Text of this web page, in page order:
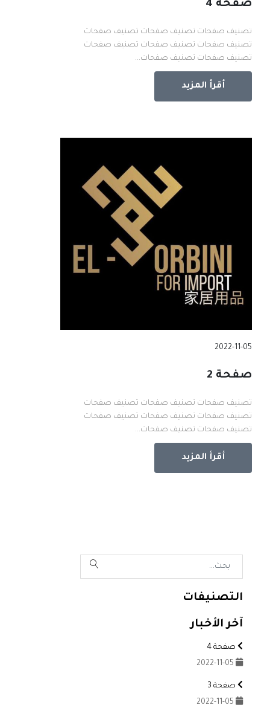
صفحة 4
تصنيف صفحات تصنيف صفحات تصنيف صفحات
تصنيف صفحات تصنيف صفحات تصنيف صفحات
تصنيف صفحات تصنيف صفحات...
أقرأ المزيد
2022-11-05
صفحة 2
تصنيف صفحات تصنيف صفحات تصنيف صفحات
تصنيف صفحات تصنيف صفحات تصنيف صفحات
تصنيف صفحات تصنيف صفحات...
أقرأ المزيد
التصنيفات
آخر الأخبار
صفحة 4
صفحة 3